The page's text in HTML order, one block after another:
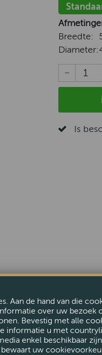
Breedte:
Diameter:
Is
Aan de hand van die
over uw bezoek
Bevestig met alle
informatie u met
enkel beschikbaar
uw